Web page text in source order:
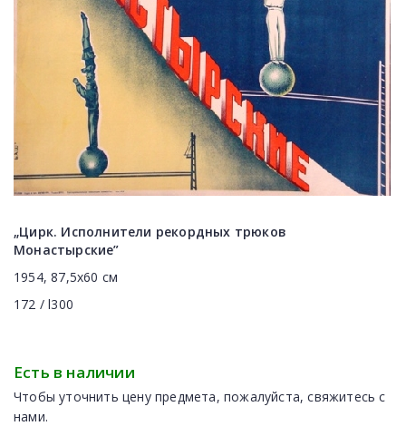
„Цирк. Исполнители рекордных трюков
Монастырские”
1954, 87,5x60 cм
172 / l300
Есть в наличии
Чтобы уточнить цену предмета, пожалуйста, свяжитесь с
нами.